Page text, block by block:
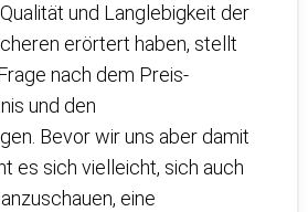
und Langlebigkeit der
erörtert haben, stellt
nach dem Preis-
und den
Bevor wir uns aber damit
es sich vielleicht, sich auch
eine